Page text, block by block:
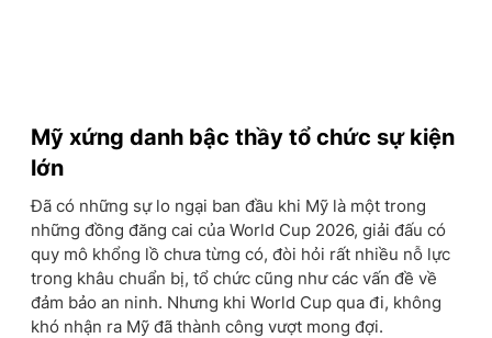
Mỹ xứng danh bậc thầy tổ chức sự kiện
lớn
Đã có những sự lo ngại ban đầu khi Mỹ là một trong
những đồng đăng cai của World Cup 2026, giải đấu có
quy mô khổng lồ chưa từng có, đòi hỏi rất nhiều nỗ lực
trong khâu chuẩn bị, tổ chức cũng như các vấn đề về
đảm bảo an ninh. Nhưng khi World Cup qua đi, không
khó nhận ra Mỹ đã thành công vượt mong đợi.